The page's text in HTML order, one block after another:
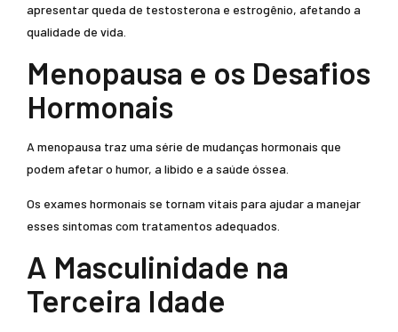
apresentar queda de testosterona e estrogênio, afetando a
qualidade de vida.
Menopausa e os Desafios
Hormonais
A menopausa traz uma série de mudanças hormonais que
podem afetar o humor, a libido e a saúde óssea.
Os exames hormonais se tornam vitais para ajudar a manejar
esses sintomas com tratamentos adequados.
A Masculinidade na
Terceira Idade